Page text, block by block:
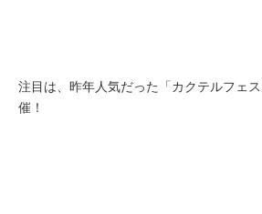
注目は、昨年人気だった「カクテルフェ
催！